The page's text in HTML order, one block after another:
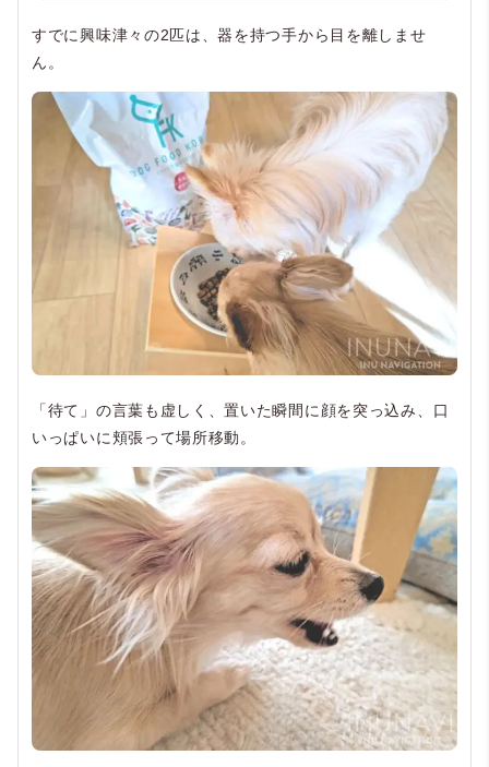
すでに興味津々の2匹は、器を持つ手から目を離しませ
ん。
「待て」の言葉も虚しく、置いた瞬間に顔を突っ込み、口
いっぱいに頬張って場所移動。